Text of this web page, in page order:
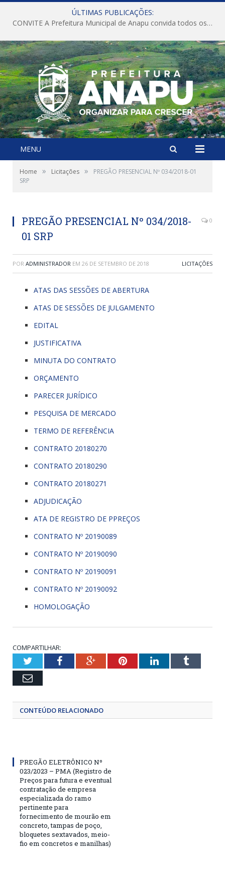
ÚLTIMAS PUBLICAÇÕES:
CONVITE A Prefeitura Municipal de Anapu convida todos os servidores públicos municipais para participarem da Audiência Pública de discussão da Lei de Diretrizes Orçamentárias (LDO), importante instrumento de planejamento das ações e investimentos da Administração Pública para o próximo exercício financeiro.
MENU
Home » Licitações »
PREGÃO PRESENCIAL Nº 034/2018-01
SRP
PREGÃO PRESENCIAL Nº 034/2018-
01 SRP
0
POR ADMINISTRADOR EM 26 DE SETEMBRO DE 2018 LICITAÇÕES
ATAS DAS SESSÕES DE ABERTURA
ATAS DE SESSÕES DE JULGAMENTO
EDITAL
JUSTIFICATIVA
MINUTA DO CONTRATO
ORÇAMENTO
PARECER JURÍDICO
PESQUISA DE MERCADO
TERMO DE REFERÊNCIA
CONTRATO 20180270
CONTRATO 20180290
CONTRATO 20180271
ADJUDICAÇÃO
ATA DE REGISTRO DE PPREÇOS
CONTRATO Nº 20190089
CONTRATO Nº 20190090
CONTRATO Nº 20190091
CONTRATO Nº 20190092
HOMOLOGAÇÃO
COMPARTILHAR:
TwitterFacebookGoogle+PinterestLinkedInTumblr
Email
CONTEÚDO RELACIONADO
PREGÃO ELETRÔNICO Nº
023/2023 – PMA (Registro de
Preços para futura e eventual
contratação de empresa
especializada do ramo
pertinente para
fornecimento de mourão em
concreto, tampas de poço,
bloquetes sextavados, meio-
fio em concretos e manilhas)